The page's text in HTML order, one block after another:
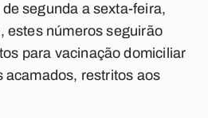
segunda a sexta-feira,
estes números seguirão
para vacinação domiciliar
acamados, restritos aos